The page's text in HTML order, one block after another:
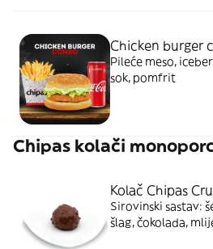
Chicken burger
Pileće meso,
sok, pomfrit
Chipas kolači
Kolač Chipas
Sirovinski sastav:
šlag, čokolada,